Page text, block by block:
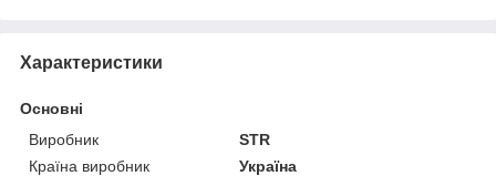
Характеристики
Основні
Виробник
STR
Країна виробник
Україна